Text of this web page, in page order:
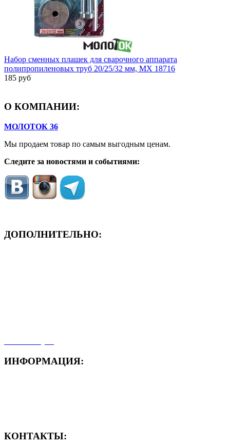
Набор сменных плашек для сварочного аппарата
полипропиленовых труб 20/25/32 мм, MX 18716
185 руб
О КОМПАНИИ:
МОЛОТОК 36
Мы продаем товар по самым выгодным ценам.
Следите за новостями и событиями:
ДОПОЛНИТЕЛЬНО:
ИНФОРМАЦИЯ:
КОНТАКТЫ: